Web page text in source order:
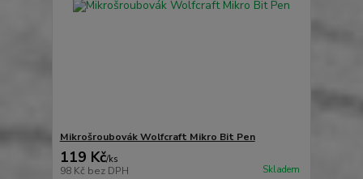
Mikrošroubovák Wolfcraft Mikro Bit Pen
119 Kč/ks
98 Kč bez DPH Skladem